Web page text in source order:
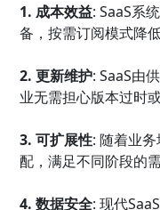
1. 成本效益: SaaS系
备，按需订阅模式降
2. 更新维护: SaaS由
业无需担心版本过时
3. 可扩展性: 随着业
配，满足不同阶段的需
4. 数据安全: 现代